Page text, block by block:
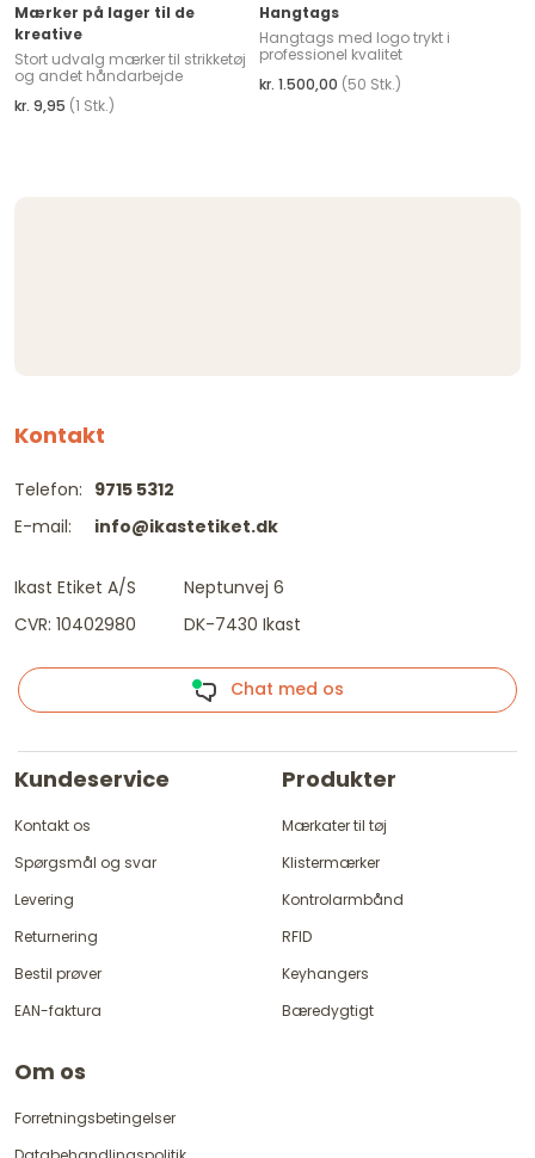
Mærker på lager til de
kreative
Stort udvalg mærker til strikketøj
og andet håndarbejde
kr. 9,95 (1 Stk.)
Hangtags
Hangtags med logo trykt i
professionel kvalitet
kr. 1.500,00 (50 Stk.)
Kontakt
Telefon:
E-mail:
9715 5312
info@ikastetiket.dk
Ikast Etiket A/S
CVR: 10402980
Neptunvej 6
DK-7430 Ikast
Chat med os
Kundeservice
Kontakt os
Spørgsmål og svar
Levering
Returnering
Bestil prøver
EAN-faktura
Produkter
Mærkater til tøj
Klistermærker
Kontrolarmbånd
RFID
Keyhangers
Bæredygtigt
Om os
Forretningsbetingelser